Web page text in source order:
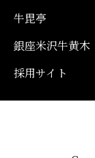
牛毘亭
銀座米沢牛黄木
採用サイト